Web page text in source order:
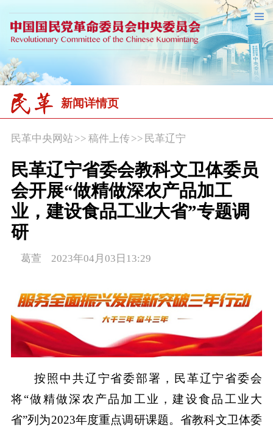
新闻详情页
民革中央网站>> 稿件上传 >> 民革辽宁
民革辽宁省委会教科文卫体委员
会开展“做精做深农产品加工
业，建设食品工业大省”专题调
研
葛萱 2023年04月03日13:29
按照中共辽宁省委部署，民革辽宁省委会
将“做精做深农产品加工业，建设食品工业大
省”列为2023年度重点调研课题。省教科文卫体委